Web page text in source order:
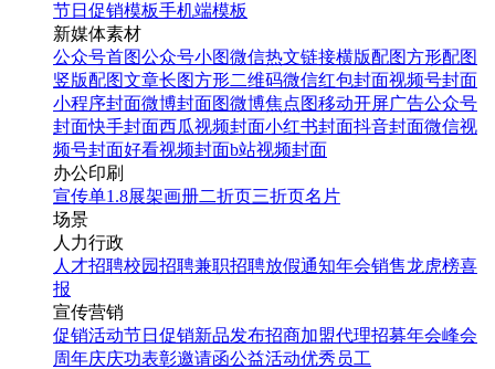
节日促销模板手机端模板
新媒体素材
公众号首图公众号小图微信热文链接横版配图方形配图
竖版配图文章长图方形二维码微信红包封面视频号封面
小程序封面微博封面图微博焦点图移动开屏广告公众号
封面快手封面西瓜视频封面小红书封面抖音封面微信视
频号封面好看视频封面b站视频封面
办公印刷
宣传单1.8展架画册二折页三折页名片
场景
人力行政
人才招聘校园招聘兼职招聘放假通知年会销售龙虎榜喜
报
宣传营销
促销活动节日促销新品发布招商加盟代理招募年会峰会
周年庆庆功表彰邀请函公益活动优秀员工